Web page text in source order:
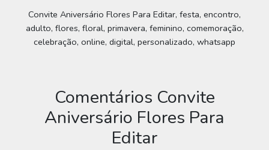
Convite Aniversário Flores Para Editar, festa, encontro,
adulto, flores, floral, primavera, feminino, comemoração,
celebração, online, digital, personalizado, whatsapp
Comentários Convite
Aniversário Flores Para
Editar